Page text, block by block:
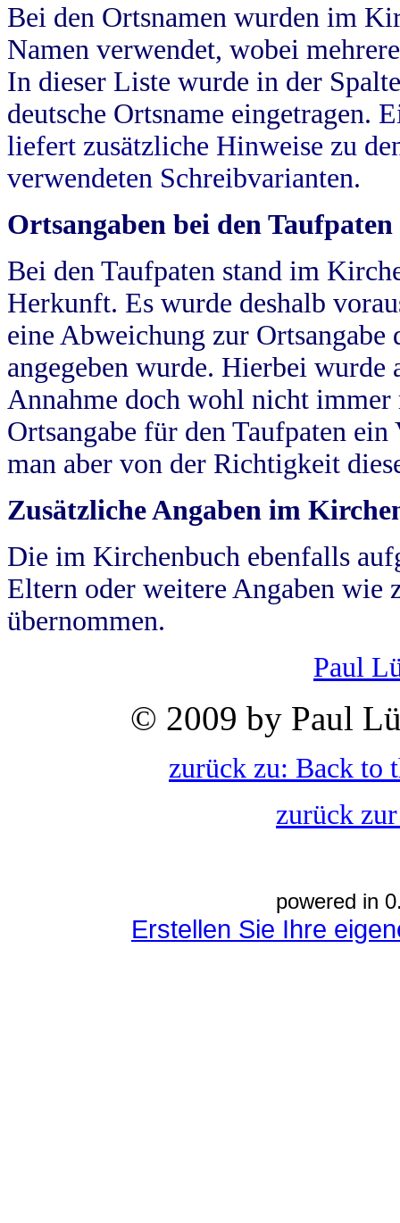
Bei den Ortsnamen wurden im
Namen verwendet, wobei
In dieser Liste wurde in der
deutsche Ortsname eingetragen.
liefert zusätzliche Hinweise zu
verwendeten Schreibvarianten.
Ortsangaben bei den Taufpaten
Bei den Taufpaten stand im
Herkunft. Es wurde deshalb
eine Abweichung zur
angegeben wurde. Hierbei wurde
Annahme doch wohl nicht
Ortsangabe für den Taufpaten
man aber von der Richtigkeit
Zusätzliche Angaben im
Die im Kirchenbuch ebenfalls
Eltern oder weitere Angaben wie
übernommen.
Paul
© 2009 by Paul
zurück zu: Back to
zurück
powered in
Erstellen Sie Ihre